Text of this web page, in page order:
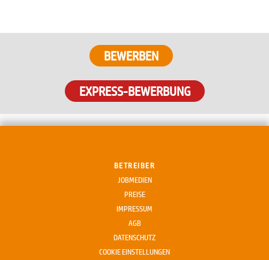
EXPRESS-BEWERBUNG
BETREIBER
JOBMEDIEN
PREISE
IMPRESSUM
AGB
DATENSCHUTZ
COOKIE EINSTELLUNGEN